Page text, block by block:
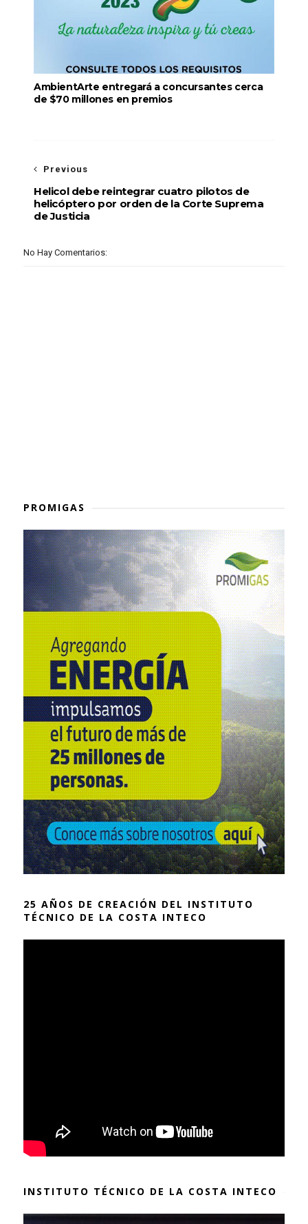
AmbientArte entregará a concursantes cerca
de $70 millones en premios
Previous
Helicol debe reintegrar cuatro pilotos de
helicóptero por orden de la Corte Suprema
de Justicia
No Hay Comentarios:
PROMIGAS
25 AÑOS DE CREACIÓN DEL INSTITUTO
TÉCNICO DE LA COSTA INTECO
INSTITUTO TÉCNICO DE LA COSTA INTECO